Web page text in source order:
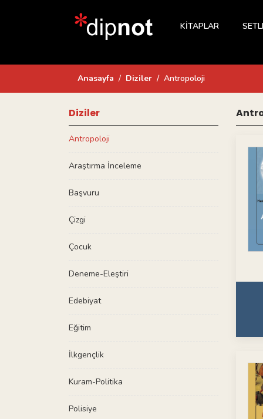
KİTAPLAR
Anasayfa Diziler Antropoloji
Diziler
Antropoloji
Araştırma İnceleme
Başvuru
Çizgi
Çocuk
Deneme-Eleştiri
Edebiyat
Eğitim
İlkgençlik
Kuram-Politika
Polisiye